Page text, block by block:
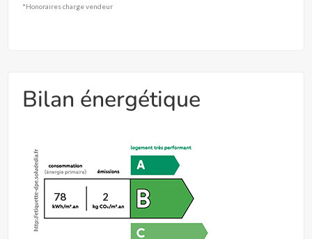
*Honoraires charge vendeur
Bilan énergétique
78 2